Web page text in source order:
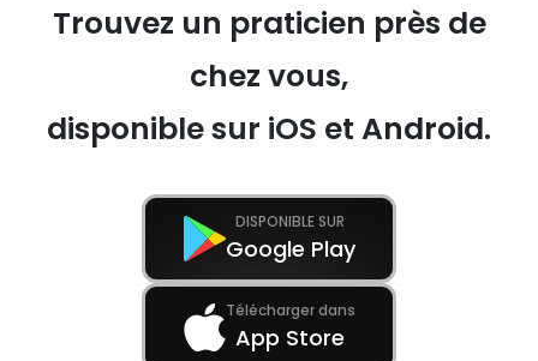
Trouvez un praticien près de
chez vous,
disponible sur iOS et Android.
DISPONIBLE SUR
Google Play
Télécharger dans
App Store